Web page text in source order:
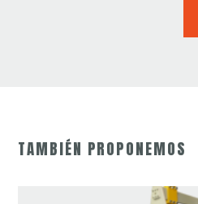
TAMBIÉN PROPONEMOS